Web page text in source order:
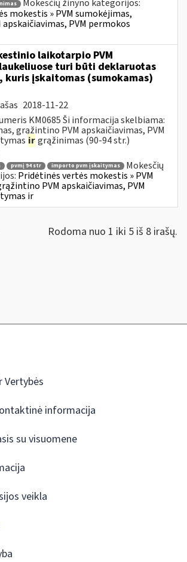
Mokesčių žinyno kategorijos:
mokestis » PVM sumokėjimas,
PVM permokos
laikotarpio PVM
turi būti deklaruotas
kuris įskaitomas (sumokamas)
2018-11-22
KM0685 Ši informacija skelbiama:
grąžintino PVM apskaičiavimas, PVM
irgrąžinimas (90-94 str.)
pvmį 94 str importo pvm įskaitymas
Mokesčių
Pridėtinės vertės mokestis » PVM
PVM apskaičiavimas, PVM
ir
Rodoma nuo 1 iki 5 iš 8 irašų.
Vertybės
informacija
su visuomene
veikla